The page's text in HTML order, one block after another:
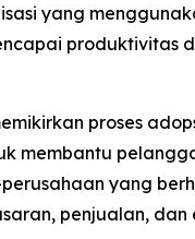
yang
produktivitas
proses
membantu
yang
penjualan, dan